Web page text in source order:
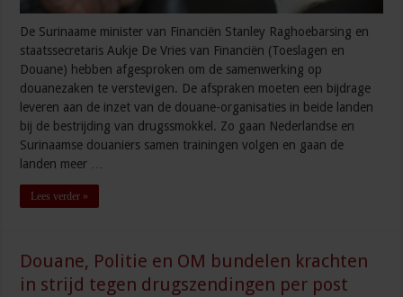
De Surinaame minister van Financiën Stanley Raghoebarsing en
staatssecretaris Aukje De Vries van Financiën (Toeslagen en
Douane) hebben afgesproken om de samenwerking op
douanezaken te verstevigen. De afspraken moeten een bijdrage
leveren aan de inzet van de douane-organisaties in beide landen
bij de bestrijding van drugssmokkel. Zo gaan Nederlandse en
Surinaamse douaniers samen trainingen volgen en gaan de
landen meer …
Lees verder »
Douane, Politie en OM bundelen krachten
in strijd tegen drugszendingen per post